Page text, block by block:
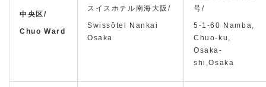
中央区/
Chuo Ward
スイスホテル南海大阪/
Swissôtel Nankai
Osaka
号/
5-1-60 Namba,
Chuo-ku,
Osaka-
shi,Osaka